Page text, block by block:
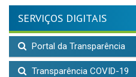
SERVIÇOS DIGITAIS
Portal da Transparência
Transparência COVID-19